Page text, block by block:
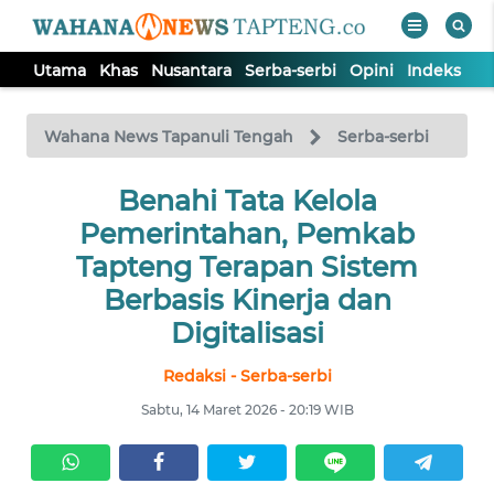
Utama Khas Nusantara Serba-serbi Opini Indeks
Wahana News Tapanuli Tengah Serba-serbi
Benahi Tata Kelola
Pemerintahan, Pemkab
Tapteng Terapan Sistem
Berbasis Kinerja dan
Digitalisasi
Redaksi - Serba-serbi
Sabtu, 14 Maret 2026 - 20:19 WIB
TV
Tutup
OPINI